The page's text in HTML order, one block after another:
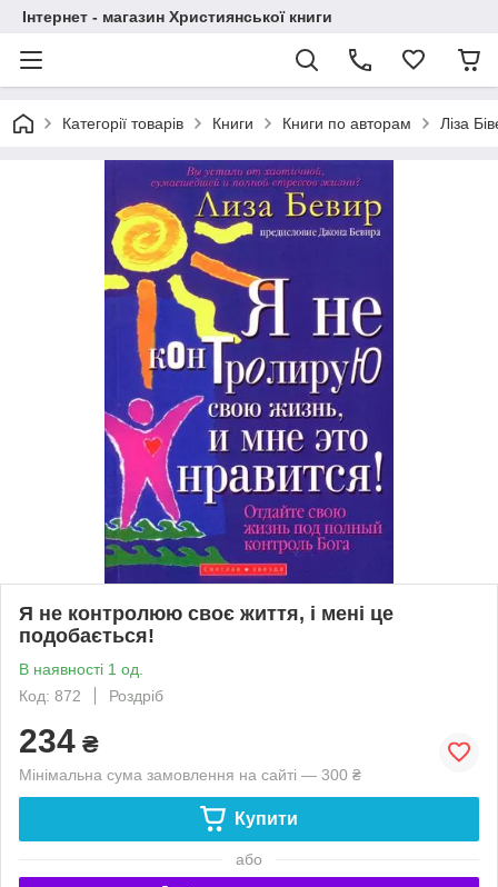
Інтернет - магазин Християнської книги
Категорії товарів Книги Книги по авторам Ліза
Я не контролюю своє життя, і мені це
подобається!
В наявності 1 од.
Код: 872
Роздріб
234 ₴
Мінімальна сума замовлення на сайті — 300 ₴
Купити
або